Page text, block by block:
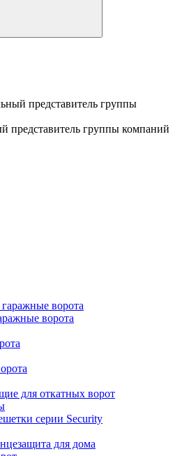
представитель группы компаний
ворота
ворота
для откатных ворот
серии Security
для дома